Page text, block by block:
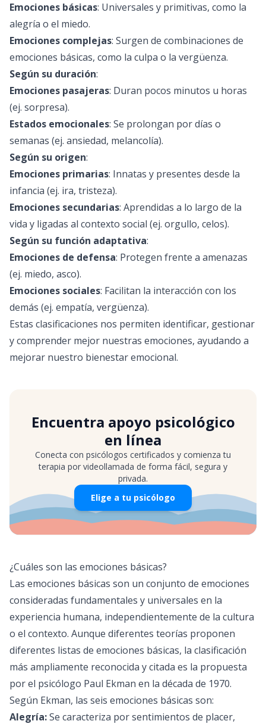
Emociones básicas: Universales y primitivas, como la
alegría o el miedo.
Emociones complejas: Surgen de combinaciones de
emociones básicas, como la culpa o la vergüenza.
Según su duración:
Emociones pasajeras: Duran pocos minutos u horas
(ej. sorpresa).
Estados emocionales: Se prolongan por días o
semanas (ej. ansiedad, melancolía).
Según su origen:
Emociones primarias: Innatas y presentes desde la
infancia (ej. ira, tristeza).
Emociones secundarias: Aprendidas a lo largo de la
vida y ligadas al contexto social (ej. orgullo, celos).
Según su función adaptativa:
Emociones de defensa: Protegen frente a amenazas
(ej. miedo, asco).
Emociones sociales: Facilitan la interacción con los
demás (ej. empatía, vergüenza).
Estas clasificaciones nos permiten identificar, gestionar
y comprender mejor nuestras emociones, ayudando a
mejorar nuestro bienestar emocional.
Encuentra apoyo psicológico
en línea
Conecta con psicólogos certificados y comienza tu
terapia por videollamada de forma fácil, segura y
privada.
Elige a tu psicólogo
¿Cuáles son las emociones básicas?
Las emociones básicas son un conjunto de emociones
consideradas fundamentales y universales en la
experiencia humana, independientemente de la cultura
o el contexto. Aunque diferentes teorías proponen
diferentes listas de emociones básicas, la clasificación
más ampliamente reconocida y citada es la propuesta
por el psicólogo Paul Ekman en la década de 1970.
Según Ekman, las seis emociones básicas son:
Alegría:Se caracteriza por sentimientos de placer,